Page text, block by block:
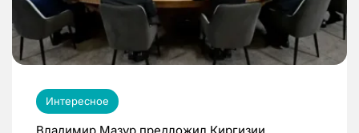
Интересное
Владимир Мазур предложил Киргизии